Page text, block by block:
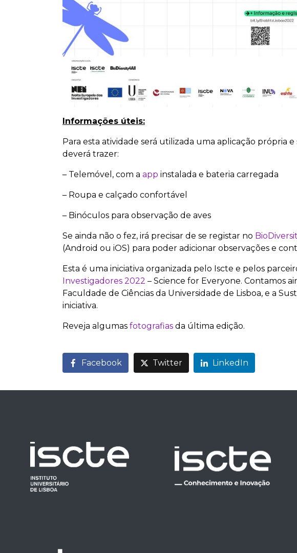
Informações úteis:
Para esta atividade será utilizada uma aplicação própria
deverá trazer:
– Telemóvel, com a app instalada e bateria carregada
– Roupa e calçado confortável
– Binóculos para observação de aves
Se ainda não o fez, irá precisar de se registar no
(Android ou iOS) para poder adicionar observações e
Esta é uma iniciativa organizada pelo Iscte e pelos
Investigadores 2022 – Science for Everyone. Contamos
Faculdade de Ciências da Universidade de Lisboa, e a
iniciativa.
Reveja algumas fotografias da última edição.
Facebook Twitter LinkedIn